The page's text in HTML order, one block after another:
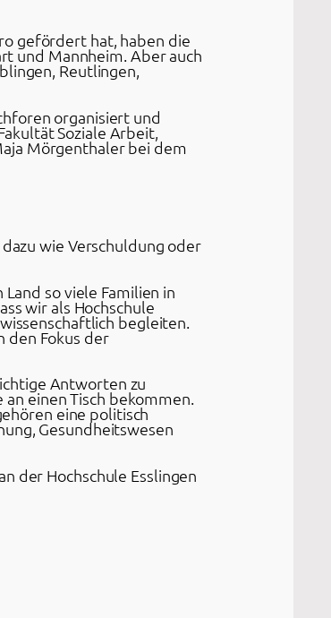
gefördert hat, haben die
und Mannheim. Aber auch
Reutlingen,
organisiert und
Soziale Arbeit,
Mörgenthaler bei dem
wie Verschuldung oder
so viele Familien in
wir als Hochschule
begleiten.
den Fokus der
Antworten zu
einen Tisch bekommen.
eine politisch
Gesundheitswesen
der Hochschule Esslingen